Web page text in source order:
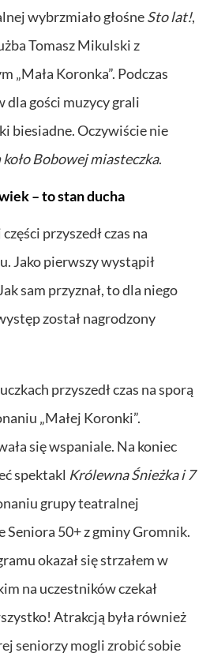
wybrzmiało głośneSto lat!,
Tomasz Mikulski z
„Mała Koronka”. Podczas
gości muzycy grali
biesiadne. Oczywiście nie
koło Bobowej miasteczka.
– to stan ducha
przyszedł czas na
Jako pierwszy wystąpił
sam przyznał, to dla niego
został nagrodzony
przyszedł czas na sporą
„Małej Koronki”.
się wspaniale. Na koniec
spektakl Królewna Śnieżka i 7
grupy teatralnej
Seniora 50+ z gminy Gromnik.
okazał się strzałem w
na uczestników czekał
Atrakcją była również
seniorzy mogli zrobić sobie